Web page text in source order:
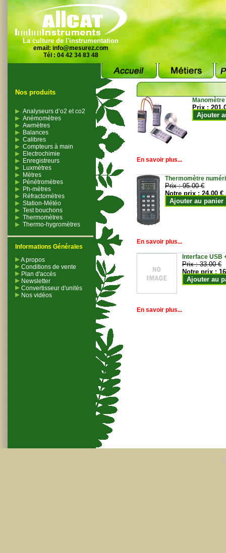
La culture de l'instrumentation
email: info@mesurez.com
Tél : 04 42 34 83 48
Nos produits
Analyseurs d’o2 et co2
Anémomètres
Awmètres
Balances
Calibres
Compteurs à main
Electrochimie
Enregistreurs
Luxmètres
Mètres
Pénétromètres
Ph-mètres
Réfractomètres
Station-Météo
Test bouchons
Thermomètres
Thermo-hygromètres
Informations Générales
A propos
Conditions de vente
Plan d'accès
Newsletter
Convertisseur d'unités
Nos vidéos
Prix :
Ajouter
En savoir plus...
Thermomètre
Prix :95.00 €
Notre prix :24.00 €
Ajouter au panier
En savoir plus...
Interface USB
Prix :33.00 €
Notre prix :
Ajouter au
En savoir plus...